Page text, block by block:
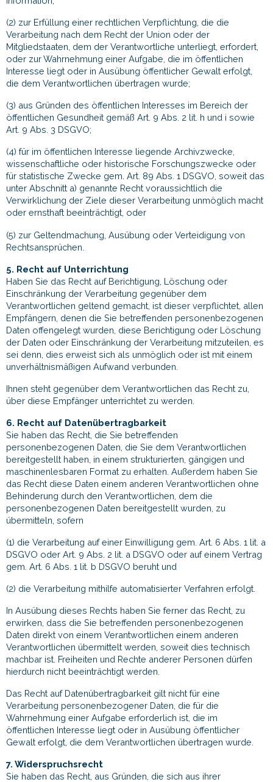
(2) zur Erfüllung einer rechtlichen Verpflichtung, die die
Verarbeitung nach dem Recht der Union oder der
Mitgliedstaaten, dem der Verantwortliche unterliegt, erfordert,
oder zur Wahrnehmung einer Aufgabe, die im öffentlichen
Interesse liegt oder in Ausübung öffentlicher Gewalt erfolgt,
die dem Verantwortlichen übertragen wurde;
(3) aus Gründen des öffentlichen Interesses im Bereich der
öffentlichen Gesundheit gemäß Art. 9 Abs. 2 lit. h und i sowie
Art. 9 Abs. 3 DSGVO;
(4) für im öffentlichen Interesse liegende Archivzwecke,
wissenschaftliche oder historische Forschungszwecke oder
für statistische Zwecke gem. Art. 89 Abs. 1 DSGVO, soweit das
unter Abschnitt a) genannte Recht voraussichtlich die
Verwirklichung der Ziele dieser Verarbeitung unmöglich macht
oder ernsthaft beeinträchtigt, oder
(5) zur Geltendmachung, Ausübung oder Verteidigung von
Rechtsansprüchen.
5. Recht auf Unterrichtung
Haben Sie das Recht auf Berichtigung, Löschung oder
Einschränkung der Verarbeitung gegenüber dem
Verantwortlichen geltend gemacht, ist dieser verpflichtet, allen
Empfängern, denen die Sie betreffenden personenbezogenen
Daten offengelegt wurden, diese Berichtigung oder Löschung
der Daten oder Einschränkung der Verarbeitung mitzuteilen, es
sei denn, dies erweist sich als unmöglich oder ist mit einem
unverhältnismäßigen Aufwand verbunden.
Ihnen steht gegenüber dem Verantwortlichen das Recht zu,
über diese Empfänger unterrichtet zu werden.
6. Recht auf Datenübertragbarkeit
Sie haben das Recht, die Sie betreffenden
personenbezogenen Daten, die Sie dem Verantwortlichen
bereitgestellt haben, in einem strukturierten, gängigen und
maschinenlesbaren Format zu erhalten. Außerdem haben Sie
das Recht diese Daten einem anderen Verantwortlichen ohne
Behinderung durch den Verantwortlichen, dem die
personenbezogenen Daten bereitgestellt wurden, zu
übermitteln, sofern
(1) die Verarbeitung auf einer Einwilligung gem. Art. 6 Abs. 1 lit. a
DSGVO oder Art. 9 Abs. 2 lit. a DSGVO oder auf einem Vertrag
gem. Art. 6 Abs. 1 lit. b DSGVO beruht und
(2) die Verarbeitung mithilfe automatisierter Verfahren erfolgt.
In Ausübung dieses Rechts haben Sie ferner das Recht, zu
erwirken, dass die Sie betreffenden personenbezogenen
Daten direkt von einem Verantwortlichen einem anderen
Verantwortlichen übermittelt werden, soweit dies technisch
machbar ist. Freiheiten und Rechte anderer Personen dürfen
hierdurch nicht beeinträchtigt werden.
Das Recht auf Datenübertragbarkeit gilt nicht für eine
Verarbeitung personenbezogener Daten, die für die
Wahrnehmung einer Aufgabe erforderlich ist, die im
öffentlichen Interesse liegt oder in Ausübung öffentlicher
Gewalt erfolgt, die dem Verantwortlichen übertragen wurde.
7. Widerspruchsrecht
Sie haben das Recht, aus Gründen, die sich aus ihrer